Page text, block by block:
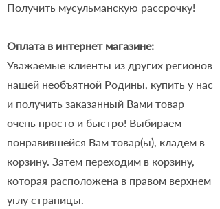
Получить мусульманскую рассрочку!
Оплата в интернет магазине:
Уважаемые клиенты из других регионов
нашей необъятной Родины, купить у нас
и получить заказанный Вами товар
очень просто и быстро! Выбираем
понравившейся Вам товар(ы), кладем в
корзину. Затем переходим в корзину,
которая расположена в правом верхнем
углу страницы.